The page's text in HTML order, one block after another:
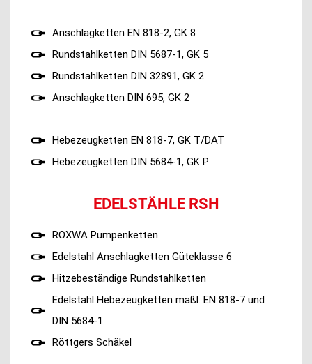
Anschlagketten EN 818-2, GK 8
Rundstahlketten DIN 5687-1, GK 5
Rundstahlketten DIN 32891, GK 2
Anschlagketten DIN 695, GK 2
Hebezeugketten EN 818-7, GK T/DAT
Hebezeugketten DIN 5684-1, GK P
EDELSTÄHLE RSH
ROXWA Pumpenketten
Edelstahl Anschlagketten Güteklasse 6
Hitzebeständige Rundstahlketten
Edelstahl Hebezeugketten maßl. EN 818-7 und
DIN 5684-1
Röttgers Schäkel